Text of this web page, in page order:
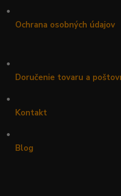
•
Ochrana osobných údajov
•
Doručenie tovaru a
•
Kontakt
•
Blog